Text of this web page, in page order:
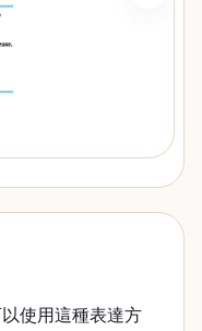
使用這種表達方